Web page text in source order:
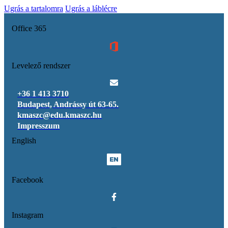
Ugrás a tartalomra Ugrás a láblécre
Office 365
Levelező rendszer
+36 1 413 3710
Budapest, Andrássy út 63-65.
kmaszc@edu.kmaszc.hu
Impresszum
English
Facebook
Instagram